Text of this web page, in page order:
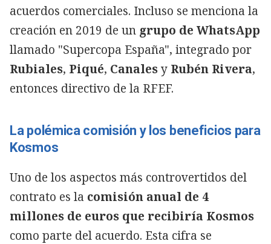
acuerdos comerciales. Incluso se menciona la
creación en 2019 de un grupo de WhatsApp
llamado "Supercopa España", integrado por
Rubiales, Piqué, Canalesy Rubén Rivera,
entonces directivo de la RFEF.
La polémica comisión y los beneficios para
Kosmos
Uno de los aspectos más controvertidos del
contrato es la comisión anual de 4
millones de euros que recibiría Kosmos
como parte del acuerdo. Esta cifra se